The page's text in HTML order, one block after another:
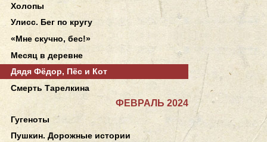
Холопы
Улисс. Бег по кругу
«Мне скучно, бес!»
Месяц в деревне
Дядя Фёдор, Пёс и Кот
Смерть Тарелкина
ФЕВРАЛЬ 2024
Гугеноты
Пушкин. Дорожные истории